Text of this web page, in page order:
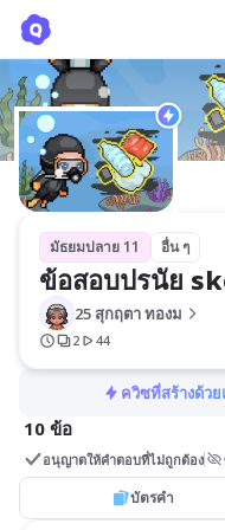
มัธยมปลาย 11 อื่น ๆ
ข้อสอบปรนัย
25 สุกฤตา ทองม
2 44
ควิซที่สร้างด้ว
10 ข้อ
อนุญาตให้คำตอบที่ไม่ถูกต้อง
บัตรคำ